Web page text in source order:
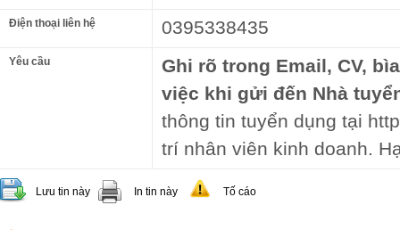
Điện thoại liên hệ 0395338435
Yêu cầu
Ghi rõ trong Email, CV,
việc khi gửi đến Nhà
thông tin tuyển dụng tại
trí nhân viên kinh doanh.
Lưu tin này In tin này Tố cáo